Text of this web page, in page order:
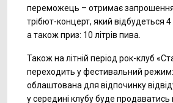
переможець – отримає
трібют-концерт, який відбудеться
а також приз: 10 літрів пива.
Також на літній період рок-клуб
переходить у фестивальний режим:
облаштована для відпочинку
у середині клубу буде